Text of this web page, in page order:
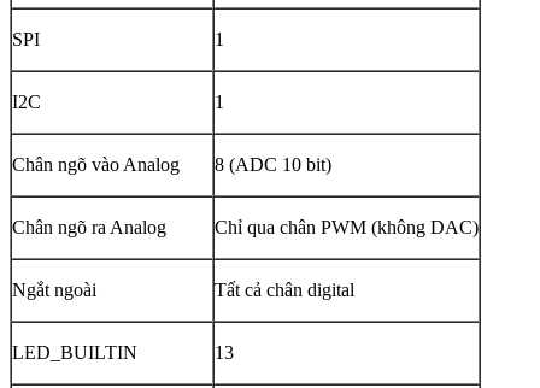
SPI 1
I2C 1
Chân ngõ vào Analog 8 (ADC 10 bit)
Chân ngõ ra Analog Chỉ qua chân PWM (không DAC)
Ngắt ngoài Tất cả chân digital
LED_BUILTIN 13